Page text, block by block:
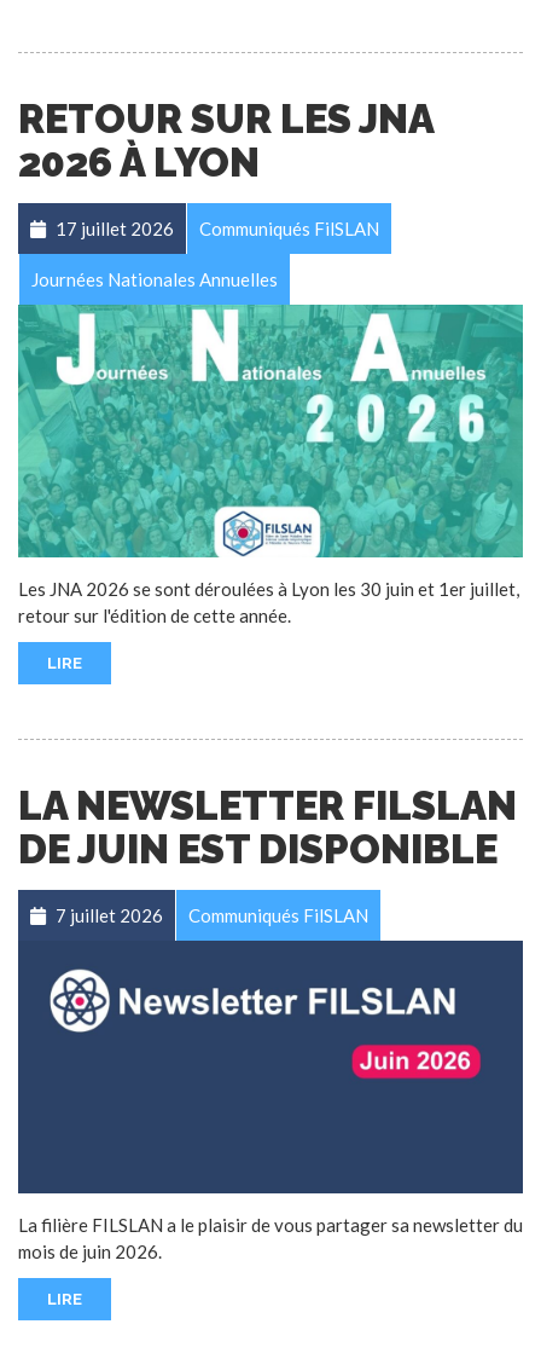
RETOUR SUR LES JNA
2026 À LYON
17 juillet 2026 Communiqués FilSLAN
Journées Nationales Annuelles
Les JNA 2026 se sont déroulées à Lyon les 30 juin et 1er juillet,
retour sur l'édition de cette année.
LIRE
LA NEWSLETTER FILSLAN
DE JUIN EST DISPONIBLE
7 juillet 2026 Communiqués FilSLAN
La filière FILSLAN a le plaisir de vous partager sa newsletter du
mois de juin 2026.
LIRE